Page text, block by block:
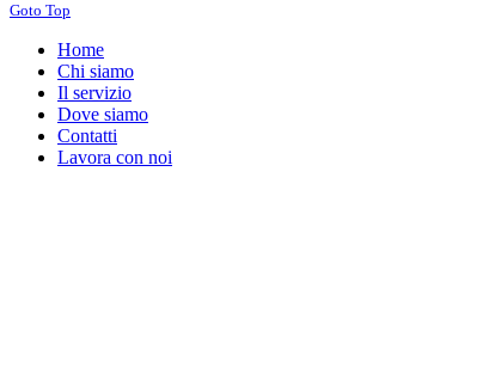
Goto Top
Home
Chi siamo
Il servizio
Dove siamo
Contatti
Lavora con noi